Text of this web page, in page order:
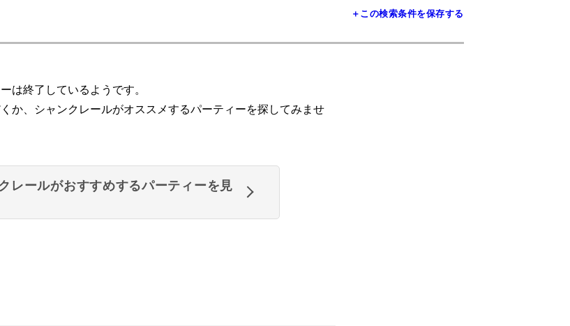
＋この検索条件を保存する
は終了しているようです。
か、シャンクレールがオススメするパーティーを探してみませ
レールがおすすめするパーティーを見